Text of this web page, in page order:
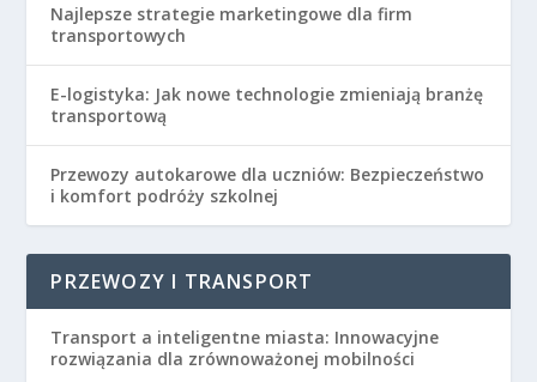
Najlepsze strategie marketingowe dla firm
transportowych
E-logistyka: Jak nowe technologie zmieniają branżę
transportową
Przewozy autokarowe dla uczniów: Bezpieczeństwo
i komfort podróży szkolnej
PRZEWOZY I TRANSPORT
Transport a inteligentne miasta: Innowacyjne
rozwiązania dla zrównoważonej mobilności